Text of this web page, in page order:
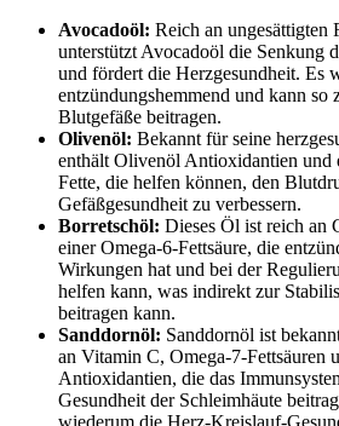
Avocadoöl: Reich an ungesättigten
unterstützt Avocadoöl die Senkung
und fördert die Herzgesundheit. Es
entzündungshemmend und kann so
Blutgefäße beitragen.
Olivenöl: Bekannt für seine
enthält Olivenöl Antioxidantien und
Fette, die helfen können, den
Gefäßgesundheit zu verbessern.
Borretschöl: Dieses Öl ist reich an
einer Omega-6-Fettsäure, die
Wirkungen hat und bei der
helfen kann, was indirekt zur
beitragen kann.
Sanddornöl: Sanddornöl ist
an Vitamin C, Omega-7-Fettsäuren
Antioxidantien, die das
Gesundheit der Schleimhäute
wiederum die Herz-Kreislauf-